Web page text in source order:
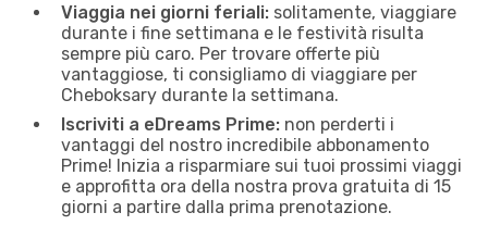
Viaggia nei giorni feriali: solitamente, viaggiare
durante i fine settimana e le festività risulta
sempre più caro. Per trovare offerte più
vantaggiose, ti consigliamo di viaggiare per
Cheboksary durante la settimana.
Iscriviti a eDreams Prime: non perderti i
vantaggi del nostro incredibile abbonamento
Prime! Inizia a risparmiare sui tuoi prossimi viaggi
e approfitta ora della nostra prova gratuita di 15
giorni a partire dalla prima prenotazione.